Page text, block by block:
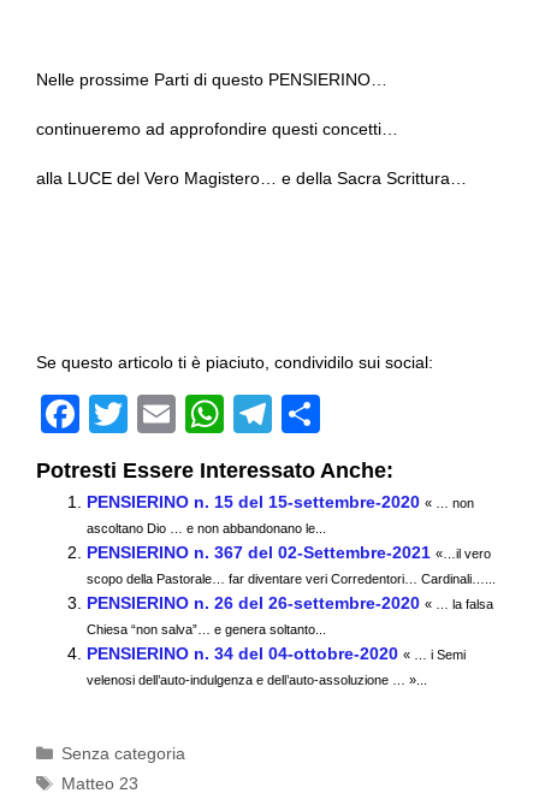
Nelle prossime Parti di questo PENSIERINO…
continueremo ad approfondire questi concetti…
alla LUCE del Vero Magistero… e della Sacra Scrittura…
Se questo articolo ti è piaciuto, condividilo sui social:
F
c
e
b
o
o
k
T
wi
tt
er
E
m
ail
W
at
s
A
p
p
T
el
e
gr
a
m
o
n
di
vi
di
Potresti Essere Interessato Anche:
PENSIERINO n. 15 del 15-settembre-2020 « … non
ascoltano Dio … e non abbandonano le...
PENSIERINO n. 367 del 02-Settembre-2021 «…il vero
scopo della Pastorale… far diventare veri Corredentori… Cardinali…...
PENSIERINO n. 26 del 26-settembre-2020 « … la falsa
Chiesa “non salva”… e genera soltanto...
PENSIERINO n. 34 del 04-ottobre-2020 « … i Semi
velenosi dell’auto-indulgenza e dell’auto-assoluzione … »...
Categorie
Senza categoria
Tag
Matteo 23